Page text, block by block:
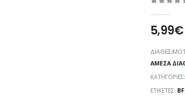
5,99€
ΆΜΕΣΑ
ΚΑΤΗΓΟΡΊΕΣ:
ΕΤΙΚΈΤΕΣ: